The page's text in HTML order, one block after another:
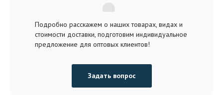
Подробно расскажем о наших товарах, видах и
стоимости доставки, подготовим индивидуальное
предложение для оптовых клиентов!
Задать вопрос